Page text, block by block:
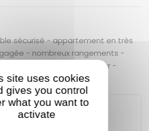
sécurisé - appartement en très
- nombreux rangements -
- balcon - grand séjour -
Solène FLEURY
site uses cookies
gives you control
what you want to
activate